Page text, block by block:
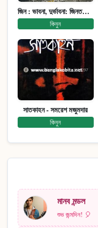
জিন : ভাবনা, দুর্ভাবনা: জিনতত্ত্ব সমাজ ইতিহাস (পেপারব্যাক)
কিনুন
সাতকাহন - সমরেশ মজুমদার
কিনুন
মানব মন্ডল
শুভ জন্মদিন! 🎈